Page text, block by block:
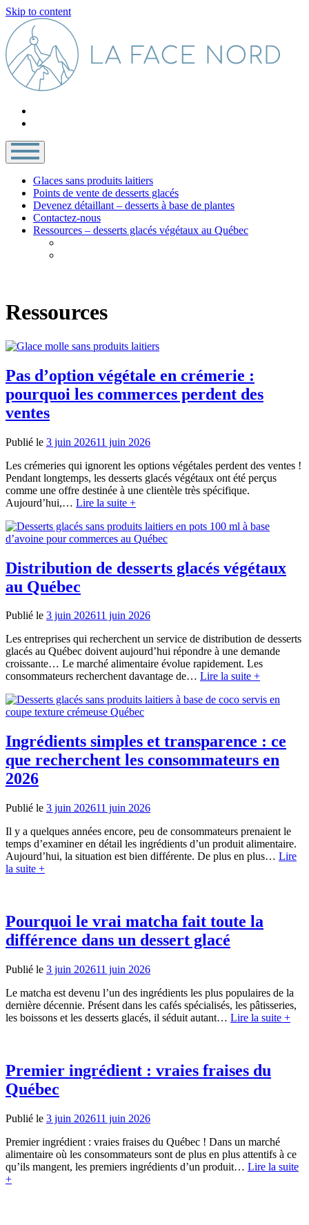
Skip to content
Glaces sans produits laitiers
Points de vente de desserts glacés
Devenez détaillant – desserts à base de plantes
Contactez-nous
Ressources – desserts glacés végétaux au Québec
Ressources
Pas d’option végétale en crémerie :
pourquoi les commerces perdent des
ventes
Publié le 3 juin 202611 juin 2026
Les crémeries qui ignorent les options végétales perdent des ventes !
Pendant longtemps, les desserts glacés végétaux ont été perçus
comme une offre destinée à une clientèle très spécifique.
Aujourd’hui,… Lire la suite +
Distribution de desserts glacés végétaux
au Québec
Publié le 3 juin 202611 juin 2026
Les entreprises qui recherchent un service de distribution de desserts
glacés au Québec doivent aujourd’hui répondre à une demande
croissante… Le marché alimentaire évolue rapidement. Les
consommateurs recherchent davantage de… Lire la suite +
Ingrédients simples et transparence : ce
que recherchent les consommateurs en
2026
Publié le 3 juin 202611 juin 2026
Il y a quelques années encore, peu de consommateurs prenaient le
temps d’examiner en détail les ingrédients d’un produit alimentaire.
Aujourd’hui, la situation est bien différente. De plus en plus… Lire
la suite +
Pourquoi le vrai matcha fait toute la
différence dans un dessert glacé
Publié le 3 juin 202611 juin 2026
Le matcha est devenu l’un des ingrédients les plus populaires de la
dernière décennie. Présent dans les cafés spécialisés, les pâtisseries,
les boissons et les desserts glacés, il séduit autant… Lire la suite +
Premier ingrédient : vraies fraises du
Québec
Publié le 3 juin 202611 juin 2026
Premier ingrédient : vraies fraises du Québec ! Dans un marché
alimentaire où les consommateurs sont de plus en plus attentifs à ce
qu’ils mangent, les premiers ingrédients d’un produit… Lire la suite
+